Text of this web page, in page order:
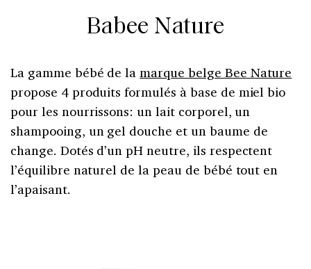
Babee Nature
La gamme bébé de lamarque belge Bee Nature
propose 4 produits formulés à base de miel bio
pour les nourrissons: un lait corporel, un
shampooing, un gel douche et un baume de
change. Dotés d’un pH neutre, ils respectent
l’équilibre naturel de la peau de bébé tout en
l’apaisant.